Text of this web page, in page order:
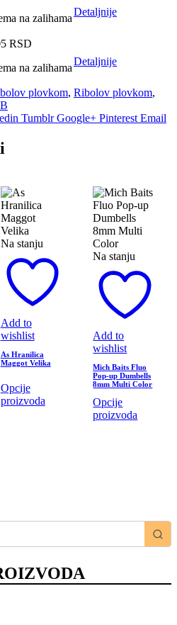
na zalihama
Detaljnije
RSD
na zalihama
Detaljnije
plovkom, Ribolov plovkom,
Tumblr Google+ Pinterest Email
Na stanju
Add to
wishlist
As Hranilica
Maggot Velika
Opcije
proizvoda
Na stanju
Add to
wishlist
Mich Baits Fluo
Pop-up Dumbells
8mm Multi Color
Opcije
proizvoda